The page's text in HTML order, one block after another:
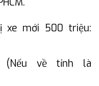
xe mới 500 triệu:
(Nếu về tỉnh là